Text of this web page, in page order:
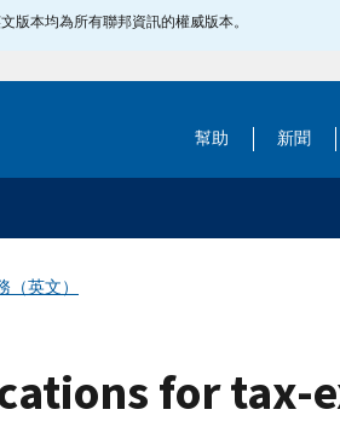
版本均為所有聯邦資訊的權威版本。
幫助 新聞
英文）
for tax-